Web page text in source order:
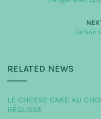
Le bon
RELATED NEWS
LE CHEESE CAKE AU
RÉGLISSE